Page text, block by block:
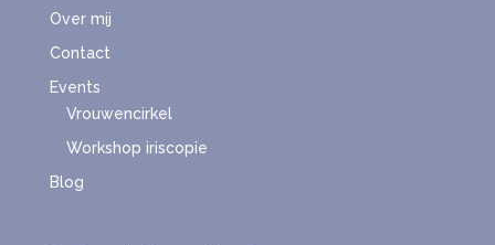
Over mij
Contact
Events
Vrouwencirkel
Workshop iriscopie
Blog